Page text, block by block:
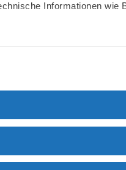
Informationen